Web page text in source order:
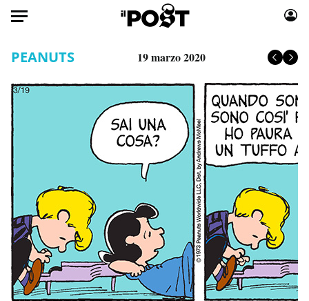
HOME
Internet
Scienza
Cultura
Economia
Sport
Moda
Libri
Consumismi
Storie/Idee
Ok Boomer!
Media
Europa
Altrecose
Mondiali calcio 2026
PEANUTS 19 marzo 2020